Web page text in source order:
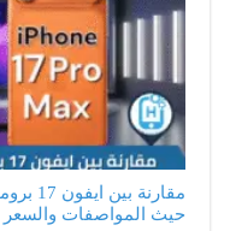
حيث المواصفات والسعر